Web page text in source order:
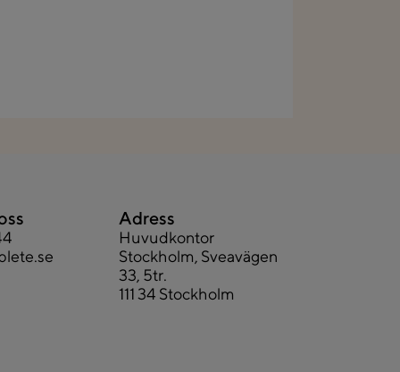
Adress
Huvudkontor
Stockholm, Sveavägen
33, 5tr.
111 34 Stockholm